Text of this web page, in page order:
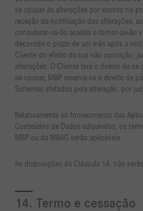
se opuser às alterações por escrito no
receção da notificação das alterações,
considerar-se-ão aceites e tornar-se-ão
decorrido o prazo de um mês após a
Cliente do efeito da sua não oposição,
alterações. O Cliente terá o direito de se
se opuser, MBP reserva-se o direito de
Sistemas afetados pela alteração, por
Relativamente ao fornecimento das
Conteúdos de Dados adquiridos, os
MBP ou da MBAG serão aplicáveis.
As disposições da Cláusula 14. não
14. Termo e cessação